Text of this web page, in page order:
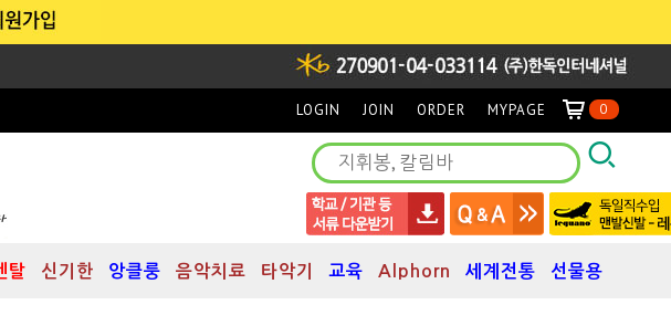
LOGIN JOIN ORDER MYPAGE 0
탈 신기한 앙클룽 음악치료 타악기 교육 Alphorn 세계전통 선물용